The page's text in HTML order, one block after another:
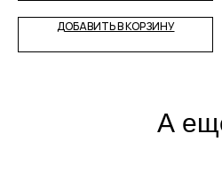
ДОБАВИТЬ В КОРЗИНУ
А